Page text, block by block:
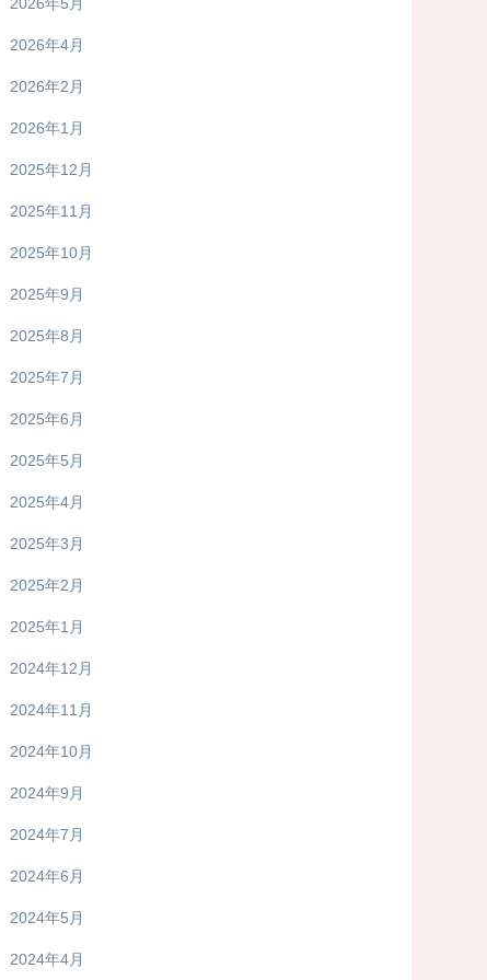
2026年4月
2026年2月
2026年1月
2025年12月
2025年11月
2025年10月
2025年9月
2025年8月
2025年7月
2025年6月
2025年5月
2025年4月
2025年3月
2025年2月
2025年1月
2024年12月
2024年11月
2024年10月
2024年9月
2024年7月
2024年6月
2024年5月
2024年4月